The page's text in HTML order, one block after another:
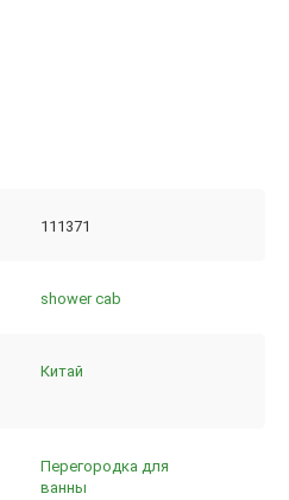
111371
shower cab
Китай
Перегородка для
ванны